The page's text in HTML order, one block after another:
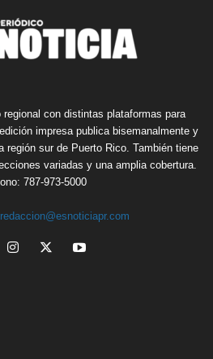
con distintas plataformas para
impresa publica bisemanalmente y
región sur de Puerto Rico. También tiene
variadas y una amplia cobertura.
787-973-5000
redaccion@esnoticiapr.com